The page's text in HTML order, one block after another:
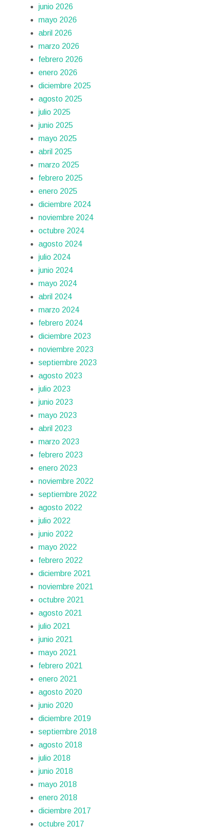
junio 2026
mayo 2026
abril 2026
marzo 2026
febrero 2026
enero 2026
diciembre 2025
agosto 2025
julio 2025
junio 2025
mayo 2025
abril 2025
marzo 2025
febrero 2025
enero 2025
diciembre 2024
noviembre 2024
octubre 2024
agosto 2024
julio 2024
junio 2024
mayo 2024
abril 2024
marzo 2024
febrero 2024
diciembre 2023
noviembre 2023
septiembre 2023
agosto 2023
julio 2023
junio 2023
mayo 2023
abril 2023
marzo 2023
febrero 2023
enero 2023
noviembre 2022
septiembre 2022
agosto 2022
julio 2022
junio 2022
mayo 2022
febrero 2022
diciembre 2021
noviembre 2021
octubre 2021
agosto 2021
julio 2021
junio 2021
mayo 2021
febrero 2021
enero 2021
agosto 2020
junio 2020
diciembre 2019
septiembre 2018
agosto 2018
julio 2018
junio 2018
mayo 2018
enero 2018
diciembre 2017
octubre 2017